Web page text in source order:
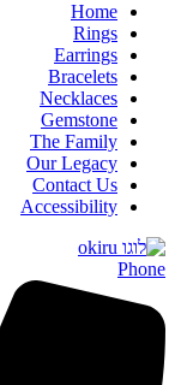
Home
Rings
Earrings
Bracelets
Necklaces
Gemstone
The Family
Our Legacy
Contact Us
Accessibility
Phone